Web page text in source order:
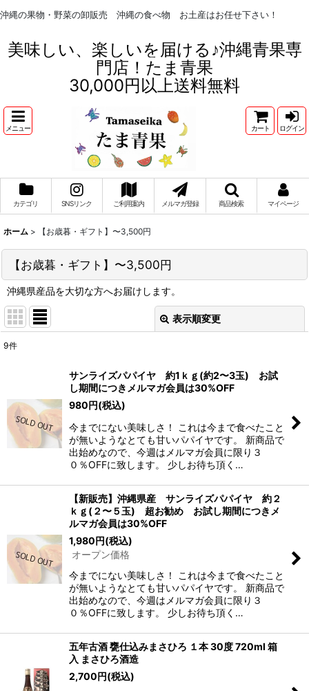
沖縄の果物・野菜の卸販売 沖縄の食べ物 お土産はお任せ下さい！
美味しい、楽しいを届ける♪沖縄青果専
門店！たま青果
30,000円以上送料無料
メニュー カート ログイン
カテゴリ SNSリンク ご利用案内 メルマガ登録 商品検索 マイページ
ホーム > 【お歳暮・ギフト】〜3,500円
【お歳暮・ギフト】〜3,500円
沖縄県産品を大切な方へお届けします。
表示順変更
並び順:
絞り込む
9件
サンライズパパイヤ 約1ｋｇ(約2〜3玉) お試
し期間につきメルマガ会員は30%OFF
980円(税込)
今までにない美味しさ！ これは今まで食べたこと
が無いようなとても甘いパパイヤです。 新商品で
出始めなので、今週はメルマガ会員に限り３
０％OFFに致します。 少しお待ち頂く…
【新販売】沖縄県産 サンライズパパイヤ 約２
ｋｇ(２〜５玉) 超お勧め お試し期間につきメ
ルマガ会員は30%OFF
1,980円(税込)
オープン価格
今までにない美味しさ！ これは今まで食べたこと
が無いようなとても甘いパパイヤです。 新商品で
出始めなので、今週はメルマガ会員に限り３
０％OFFに致します。 少しお待ち頂く…
五年古酒 甕仕込みまさひろ １本 30度 720ml 箱
入 まさひろ酒造
2,700円(税込)